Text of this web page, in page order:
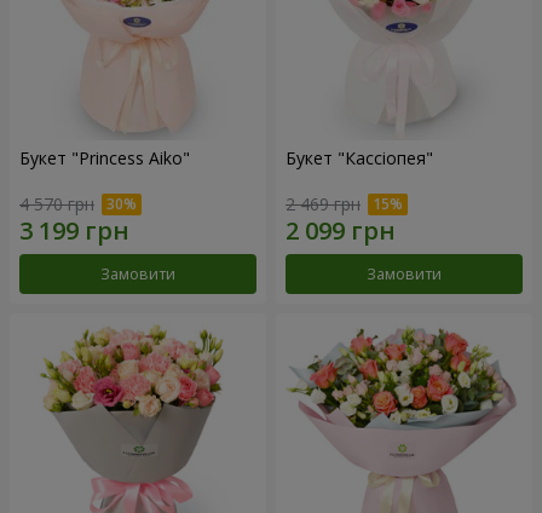
Букет "Princess Aiko"
4 570 грн
Замовити
Букет "Кассіопея"
2 469 грн
Замовити